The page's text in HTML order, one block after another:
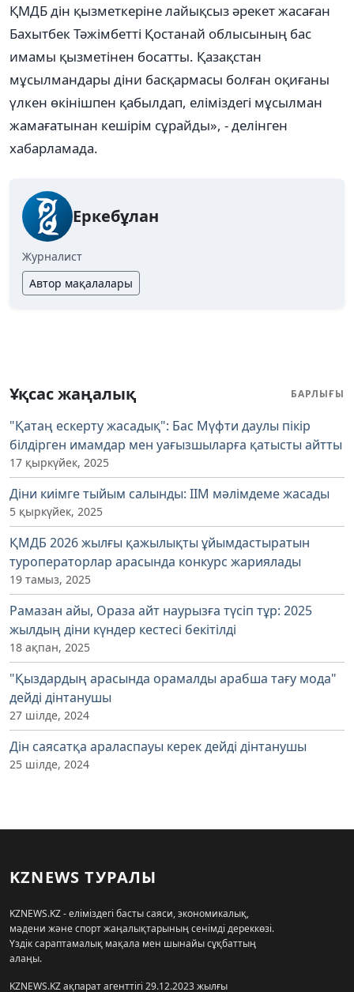
ҚМДБ дін қызметкеріне лайықсыз әрекет жасаған
Бахытбек Тәжімбетті Қостанай облысының бас
имамы қызметінен босатты. Қазақстан
мұсылмандары діни басқармасы болған оқиғаны
үлкен өкінішпен қабылдап, еліміздегі мұсылман
жамағатынан кешірім сұрайды», - делінген
хабарламада.
Еркебұлан
Журналист
Автор мақалалары
Ұқсас жаңалық БАРЛЫҒЫ
"Қатаң ескерту жасадық": Бас Мүфти даулы пікір
білдірген имамдар мен уағызшыларға қатысты айтты
17 қыркүйек, 2025
Діни киімге тыйым салынды: ІІМ мәлімдеме жасады
5 қыркүйек, 2025
ҚМДБ 2026 жылғы қажылықты ұйымдастыратын
туроператорлар арасында конкурс жариялады
19 тамыз, 2025
Рамазан айы, Ораза айт наурызға түсіп тұр: 2025
жылдың діни күндер кестесі бекітілді
18 ақпан, 2025
"Қыздардың арасында орамалды арабша тағу мода"
дейді дінтанушы
27 шілде, 2024
Дін саясатқа араласпауы керек дейді дінтанушы
25 шілде, 2024
KZNEWS ТУРАЛЫ
KZNEWS.KZ - еліміздегі басты саяси, экономикалық,
мәдени және спорт жаңалықтарының сенімді дереккөзі.
Үздік сараптамалық мақала мен шынайы сұқбаттың
алаңы.
KZNEWS.KZ ақпарат агенттігі 29.12.2023 жылғы